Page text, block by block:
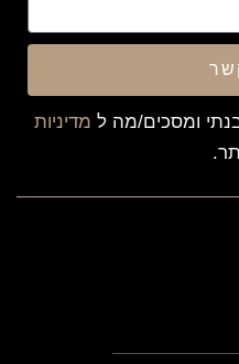
ומסכים/מה ל מדיניות